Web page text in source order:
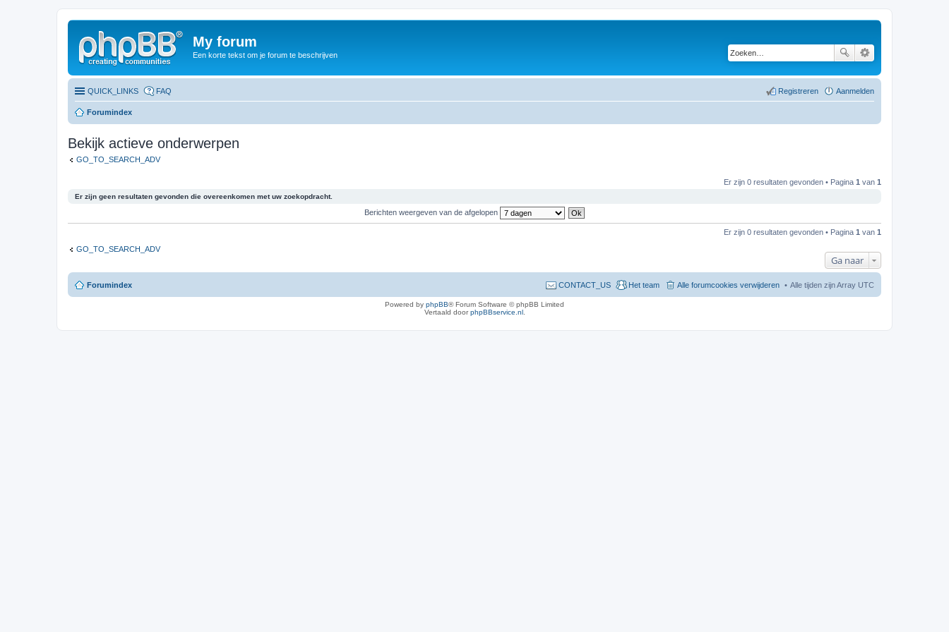
My forum
Een korte tekst om je forum te beschrijven
QUICK_LINKS FAQ Aanmelden
Registreren
Forumindex
Bekijk actieve onderwerpen
GO_TO_SEARCH_ADV
Er zijn 0 resultaten gevonden • Pagina 1 van 1
Er zijn geen resultaten gevonden die overeenkomen met uw zoekopdracht.
Berichten weergeven van de afgelopen
Er zijn 0 resultaten gevonden • Pagina 1 van 1
GO_TO_SEARCH_ADV
Ga naar
Forumindex Alle tijden zijn Array UTC
Alle forumcookies verwijderen
Het team
CONTACT_US
Powered by phpBB® Forum Software © phpBB Limited
Vertaald doorphpBBservice.nl.